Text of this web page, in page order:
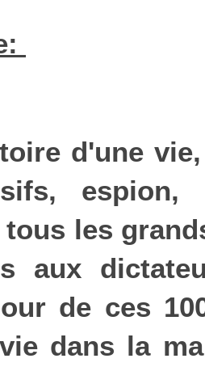
d'une
les
aux
de ces
dans la